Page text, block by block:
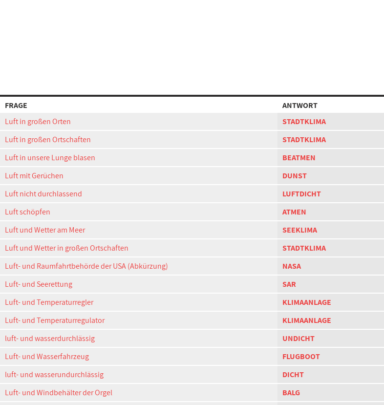
FRAGE
ANTWORT
Luft in großen Orten
STADTKLIMA
Luft in großen Ortschaften
STADTKLIMA
Luft in unsere Lunge blasen
BEATMEN
Luft mit Gerüchen
DUNST
Luft nicht durchlassend
LUFTDICHT
Luft schöpfen
ATMEN
Luft und Wetter am Meer
SEEKLIMA
Luft und Wetter in großen Ortschaften
STADTKLIMA
Luft- und Raumfahrtbehörde der USA (Abkürzung)
NASA
Luft- und Seerettung
SAR
Luft- und Temperaturregler
KLIMAANLAGE
Luft- und Temperaturregulator
KLIMAANLAGE
luft- und wasserdurchlässig
UNDICHT
Luft- und Wasserfahrzeug
FLUGBOOT
luft- und wasserundurchlässig
DICHT
Luft- und Windbehälter der Orgel
BALG